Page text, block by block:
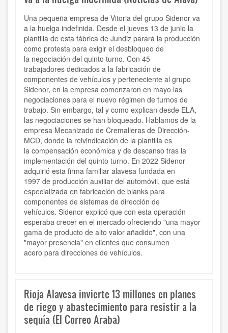
Una pequeña empresa de Vitoria del grupo Sidenor va
a la huelga indefinida. Desde el jueves 13 de junio la
plantilla de esta fábrica de Jundiz parará la producción
como protesta para exigir el desbloqueo de
la negociación del quinto turno. Con 45
trabajadores dedicados a la fabricación de
componentes de vehículos y perteneciente al grupo
Sidenor, en la empresa comenzaron en mayo las
negociaciones para el nuevo régimen de turnos de
trabajo. Sin embargo, tal y como explican desde ELA,
las negociaciones se han bloqueado. Hablamos de la
empresa Mecanizado de Cremalleras de Dirección-
MCD, donde la reivindicación de la plantilla es
la compensación económica y de descanso tras la
implementación del quinto turno. En 2022 Sidenor
adquirió esta firma familiar alavesa fundada en
1997 de producción auxiliar del automóvil, que está
especializada en fabricación de blanks para
componentes de sistemas de dirección de
vehículos. Sidenor explicó que con esta operación
esperaba crecer en el mercado ofreciendo "una mayor
gama de producto de alto valor añadido", con una
"mayor presencia" en clientes que consumen
acero para direcciones de vehículos.
Rioja Alavesa invierte 13 millones en planes
de riego y abastecimiento para resistir a la
sequía (El Correo Araba)